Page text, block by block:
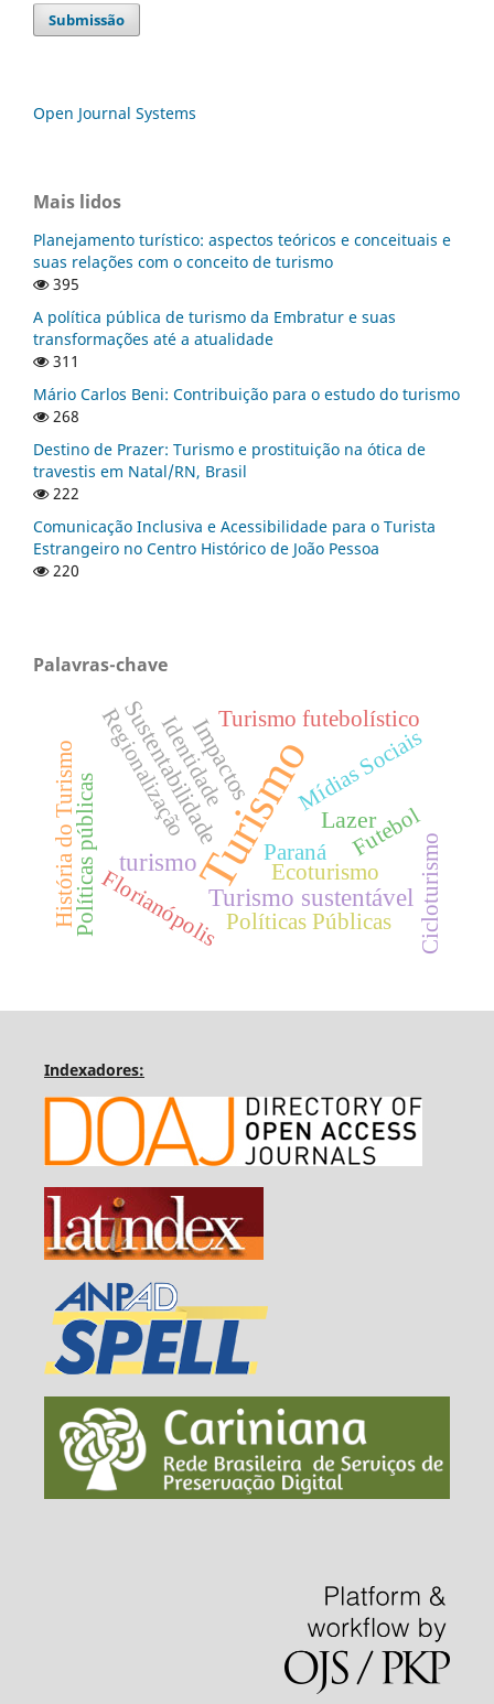
Submissão
Open Journal Systems
Mais lidos
Planejamento turístico: aspectos teóricos e conceituais e
suas relações com o conceito de turismo
395
A política pública de turismo da Embratur e suas
transformações até a atualidade
311
Mário Carlos Beni: Contribuição para o estudo do turismo
268
Destino de Prazer: Turismo e prostituição na ótica de
travestis em Natal/RN, Brasil
222
Comunicação Inclusiva e Acessibilidade para o Turista
Estrangeiro no Centro Histórico de João Pessoa
220
Palavras-chave
Turismo
Turismo sustentável
turismo
Impactos
Lazer
Sustentabilidade
Ecoturismo
Florianópolis
Mídias Sociais
Políticas públicasRegionalização
Paraná
Políticas Públicas
Identidade
História do Turismo
Turismo futebolístico
Futebol
Cicloturismo
Indexadores: